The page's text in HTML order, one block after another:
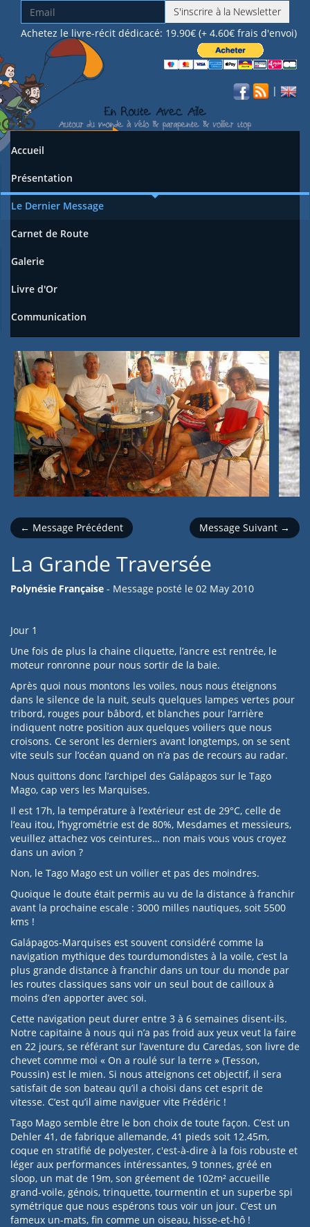
S'inscrire à la Newsletter
Achetez le livre-récit dédicacé: 19.90€ (+ 4.60€ frais d'envoi)
|
Accueil
Présentation
Le Dernier Message
Carnet de Route
Galerie
Livre d'Or
Communication
← Message Précédent Message Suivant →
La Grande Traversée
Polynésie Française - Message posté le 02 May 2010
Jour 1
Une fois de plus la chaine cliquette, l’ancre est rentrée, le
moteur ronronne pour nous sortir de la baie.
Après quoi nous montons les voiles, nous nous éteignons
dans le silence de la nuit, seuls quelques lampes vertes pour
tribord, rouges pour bâbord, et blanches pour l’arrière
indiquent notre position aux quelques voiliers que nous
croisons. Ce seront les derniers avant longtemps, on se sent
vite seuls sur l’océan quand on n’a pas de recours au radar.
Nous quittons donc l’archipel des Galápagos sur le Tago
Mago, cap vers les Marquises.
Il est 17h, la température à l’extérieur est de 29°C, celle de
l’eau itou, l’hygrométrie est de 80%, Mesdames et messieurs,
veuillez attachez vos ceintures… non mais vous vous croyez
dans un avion ?
Non, le Tago Mago est un voilier et pas des moindres.
Quoique le doute était permis au vu de la distance à franchir
avant la prochaine escale : 3000 milles nautiques, soit 5500
kms !
Galápagos-Marquises est souvent considéré comme la
navigation mythique des tourdumondistes à la voile, c’est la
plus grande distance à franchir dans un tour du monde par
les routes classiques sans voir un seul bout de cailloux à
moins d’en apporter avec soi.
Cette navigation peut durer entre 3 à 6 semaines disent-ils.
Notre capitaine à nous qui n’a pas froid aux yeux veut la faire
en 22 jours, se référant sur l’aventure du Caredas, son livre de
chevet comme moi « On a roulé sur la terre » (Tesson,
Poussin) est le mien. Si nous atteignons cet objectif, il sera
satisfait de son bateau qu’il a choisi dans cet esprit de
vitesse. C’est qu’il aime naviguer vite Frédéric !
Tago Mago semble être le bon choix de toute façon. C’est un
Dehler 41, de fabrique allemande, 41 pieds soit 12.45m,
coque en stratifié de polyester, c'est-à-dire à la fois robuste et
léger aux performances intéressantes, 9 tonnes, gréé en
sloop, un mat de 19m, son gréement de 102m² accueille
grand-voile, génois, trinquette, tourmentin et un superbe spi
symétrique que nous espérons tous voir un jour. C’est un
fameux un-mats, fin comme un oiseau, hisse-et-hô !